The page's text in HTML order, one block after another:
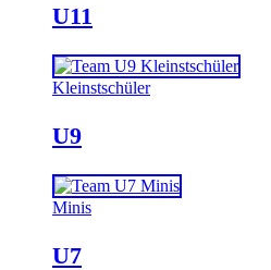
U11
Kleinstschüler
U9
Minis
U7